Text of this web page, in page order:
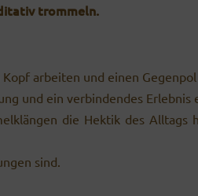
trommeln.
arbeiten und einen Gegenpol
und ein verbindendes Erlebnis
die Hektik des Alltags
sind.